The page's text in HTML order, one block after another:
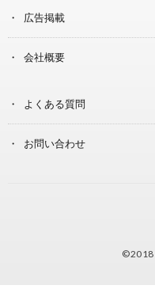
広告掲載
会社概要
よくある質問
お問い合わせ
©2018